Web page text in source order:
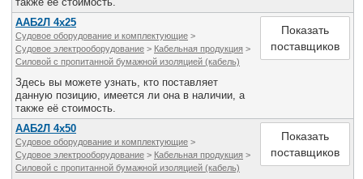
ААБ2Л 4х25
Судовое оборудование и комплектующие >
Судовое электрооборудование > Кабельная продукция >
Силовой с пропитанной бумажной изоляцией (кабель)
Здесь вы можете узнать, кто поставляет
данную позицию, имеется ли она в наличии, а
также её стоимость.
Показать
поставщиков
ААБ2Л 4х50
Судовое оборудование и комплектующие >
Судовое электрооборудование > Кабельная продукция >
Силовой с пропитанной бумажной изоляцией (кабель)
Показать
поставщиков